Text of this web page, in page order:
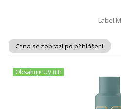
Label.M
Cena se zobrazí po přihlášení
Obsahuje UV filtr